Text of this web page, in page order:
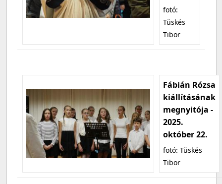
fotó:
Tüskés
Tibor
Fábián Rózsa
kiállításának
megnyitója -
2025.
október 22.
fotó: Tüskés
Tibor